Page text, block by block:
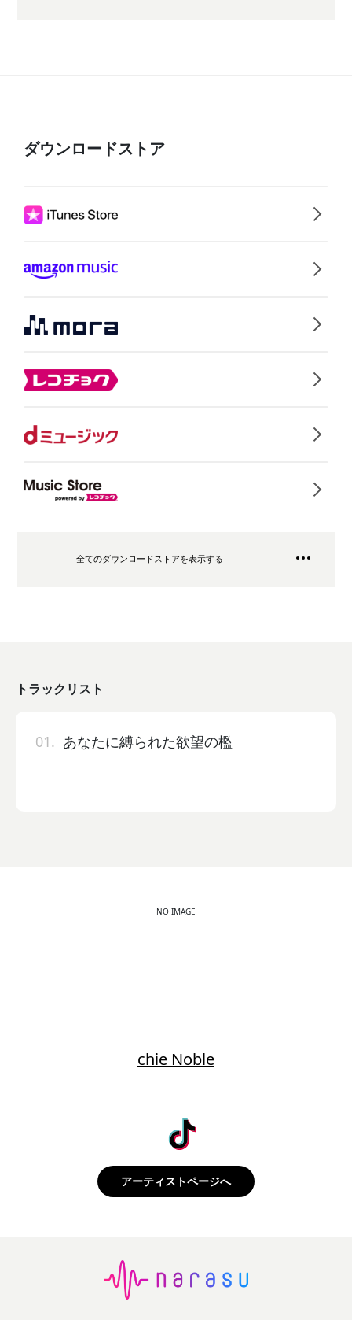
ダウンロードストア
全てのダウンロードストアを表示する
トラックリスト
01. あなたに縛られた欲望の檻
NO IMAGE
chie Noble
アーティストページへ